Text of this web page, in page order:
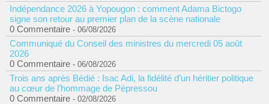
Indépendance 2026 à Yopougon : comment Adama Bictogo
signe son retour au premier plan de la scène nationale
0 Commentaire - 06/08/2026
Communiqué du Conseil des ministres du mercredi 05 août
2026
0 Commentaire - 06/08/2026
Trois ans après Bédié : Isac Adi, la fidélité d’un héritier politique
au cœur de l’hommage de Pépressou
0 Commentaire - 02/08/2026